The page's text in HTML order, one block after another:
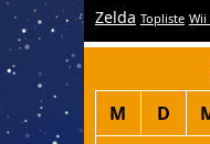
Zelda Topliste Wii
M D